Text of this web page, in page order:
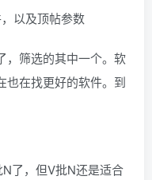
以及顶帖参数
，筛选的其中一个。软
也在找更好的软件。到
了，但V批N还是适合